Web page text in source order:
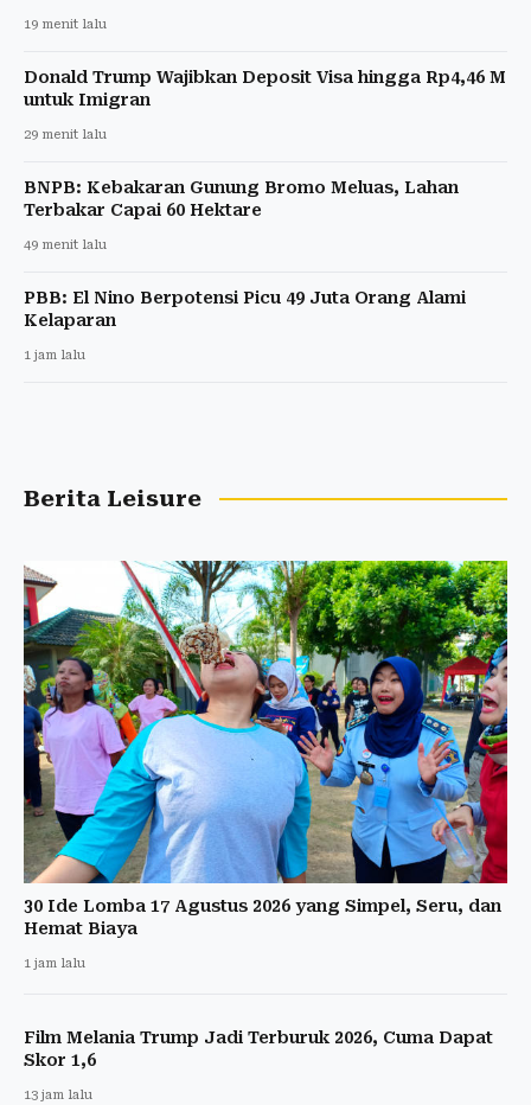
19 menit lalu
Donald Trump Wajibkan Deposit Visa hingga Rp4,46 M
untuk Imigran
29 menit lalu
BNPB: Kebakaran Gunung Bromo Meluas, Lahan
Terbakar Capai 60 Hektare
49 menit lalu
PBB: El Nino Berpotensi Picu 49 Juta Orang Alami
Kelaparan
1 jam lalu
Berita Leisure
30 Ide Lomba 17 Agustus 2026 yang Simpel, Seru, dan
Hemat Biaya
1 jam lalu
Film Melania Trump Jadi Terburuk 2026, Cuma Dapat
Skor 1,6
13 jam lalu